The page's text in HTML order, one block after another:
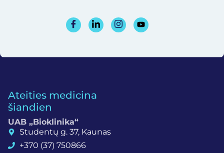
Ateities medicina
šiandien
UAB „Bioklinika“
Studentų g. 37, Kaunas
+370 (37) 750866